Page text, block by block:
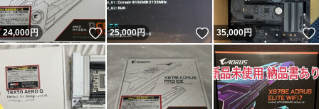
24,000円 いいね！
25,000円 いいね！
35,000円